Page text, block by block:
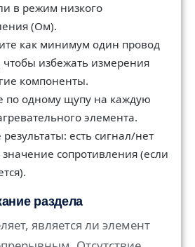
в режим низкого
(Ом).
как минимум один провод
чтобы избежать измерения
компоненты.
по одному щупу на каждую
элемента.
есть сигнал/нет
сопротивления (если
раздела
является ли элемент